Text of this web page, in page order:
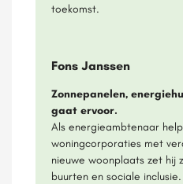
toekomst.
Fons Janssen
Zonnepanelen,
gaat ervoor.
Als energieambtenaar
woningcorporaties met
nieuwe woonplaats zet hij
buurten en sociale